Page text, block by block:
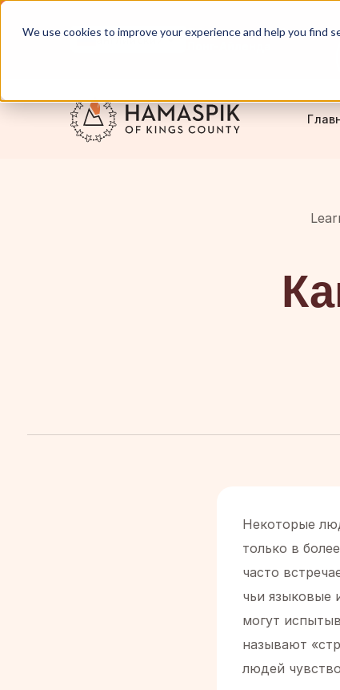
We use cookies to improve your experience and help you find
английский
Обслуживание Нью-
Некоторые
только в
часто
чьи языковые
могут
называют
людей